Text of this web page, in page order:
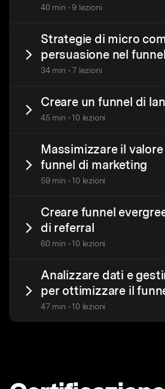
40 min • 9 lezioni
Strategie di micro
persuasione nel
34 min • 7 lezioni
Creare un funnel di
45 min • 10 lezioni
Massimizzare il
funnel di marketing
59 min • 10 lezioni
Creare funnel
di referral
60 min • 10 lezioni
Analizzare dati e
per ottimizzare il
47 min • 10 lezioni